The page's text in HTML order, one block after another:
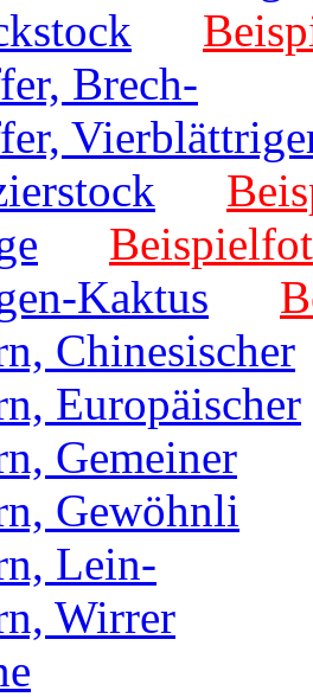
Brech-
Kaktus
Chinesischer
Europäischer
Gemeiner
Gewöhnli
Lein-
Wirrer